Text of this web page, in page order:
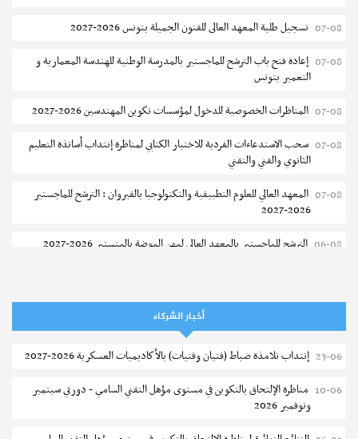
07-08 تسجيل طلبة المعهد العالى للفنون الجميلة بتونس 2026-2027
07-08 إعادة فتح باب الترشح للماجستير بالمدرسة الوطنية للهندسة المعمارية و
التعمير بتونس
07-08 المناظرات الخصوصية للدخول لمؤسسات تكوين المهندسين 2026-2027
07-08 سحب الاستدعاءات الفردية للاختبار الكتابي لمناظرة إنتداب أساتذة التعليم
الثانوي والفني والتقني
07-08 المعهد العالي للعلوم التطبيقية والتكنولوجيا بالقيروان : الترشح للماجستير
2026-2027
06-08 الترشح للماجستير بالمعهد العالي لمهن الموضة بالمنستير 2026-2027
تمديد آجال الترشح للماجستير بالمعهد العالي لعلوم و تقنيات المياه بقابس
2026-2027
05-08
بلاغ حول مواعيد الترسيم المدرسي عن بعد بعنوان السنة الدراسية 2026-
الإعلان عن نتائج الدورة الرئيسية للتوجيه الجامعي - باكالوريا 2026
أخبار الشركاء
23-06 إنتداب تلامذة ضباط (فتيان وفتيات) بالأكاديميات العسكرية 2026-2027
10-06 مناظرة الإلتحاق بالتكوين في مستوى مؤهل التقني السامي - دورتي سبتمبر
ونوفمبر 2026